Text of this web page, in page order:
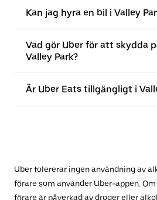
Kan jag hyra en bil i Valley
Vad gör Uber för att skydda
Valley Park?
Är Uber Eats tillgängligt i
Uber tolererar ingen användning av
förare som använder Uber-appen.
förare är påverkad av droger eller